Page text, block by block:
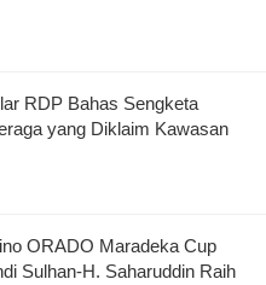
RDP Bahas Sengketa
yang Diklaim Kawasan
ORADO Maradeka Cup
Sulhan-H. Saharuddin Raih